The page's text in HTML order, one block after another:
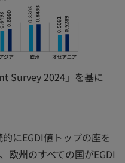
Survey 2024」を基に
にEGDI値トップの座を
欧州のすべての国がEGDI